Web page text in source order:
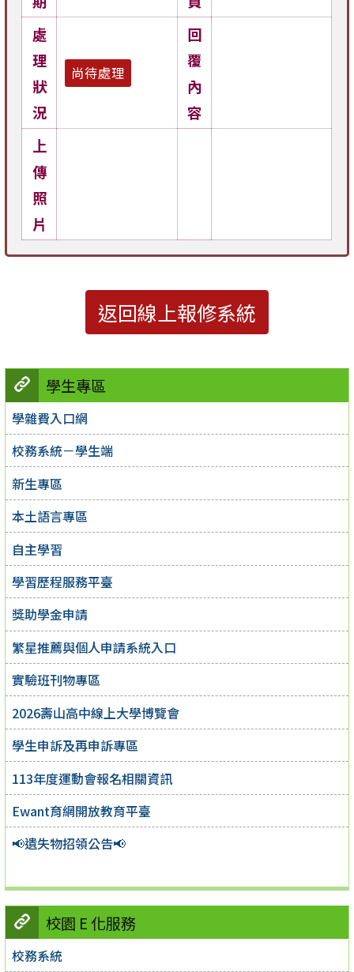
學生專區
學雜費入口網
校務系統－學生端
新生專區
本土語言專區
自主學習
學習歷程服務平臺
獎助學金申請
繁星推薦與個人申請系統入口
實驗班刊物專區
2026壽山高中線上大學博覽會
學生申訴及再申訴專區
113年度運動會報名相關資訊
Ewant育網開放教育平臺
📢遺失物招領公告📢
校園 E 化服務
校務系統
處
理
狀
況
尚待處理
回
覆
內
容
上
傳
照
片
返回線上報修系統